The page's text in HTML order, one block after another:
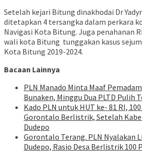
Setelah kejari Bitung dinakhodai Dr
ditetapkan 4 tersangka dalam perkara
Navigasi Kota Bitung. Juga penahanan
wali kota Bitung tunggakan kasus
Kota Bitung 2019-2024.
Bacaan Lainnya
PLN Manado Minta Maaf
Bunaken, Minggu Dua PLTD Pulih
Kado PLN untuk HUT ke- 81 RI,
Gorontalo Berlistrik, Setelah
Dudepo
Gorontalo Terang. PLN Nyalakan
Dudepo, Rasio Desa Berlistrik 100